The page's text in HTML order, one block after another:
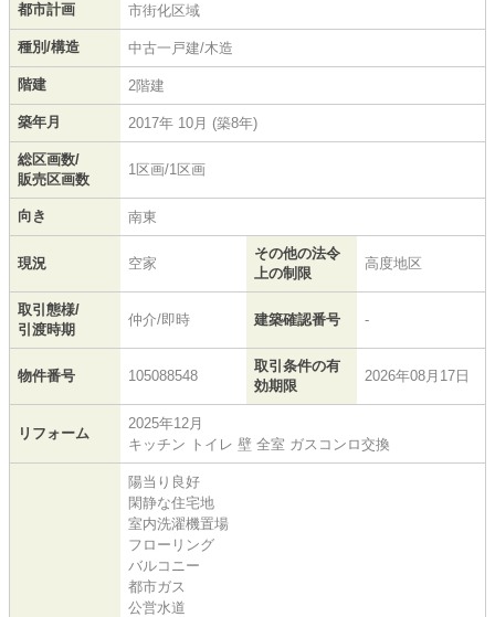
都市計画 市街化区域
種別/構造 中古一戸建/木造
階建 2階建
築年月 2017年 10月 (築8年)
総区画数/
販売区画数
1区画/1区画
向き 南東
現況 空家
その他の法令
上の制限
高度地区
取引態様/
引渡時期
仲介/即時 建築確認番号 -
物件番号 105088548
取引条件の有
効期限
2026年08月17日
リフォーム
2025年12月
キッチン トイレ 壁 全室 ガスコンロ交換
陽当り良好
閑静な住宅地
室内洗濯機置場
フローリング
バルコニー
都市ガス
公営水道